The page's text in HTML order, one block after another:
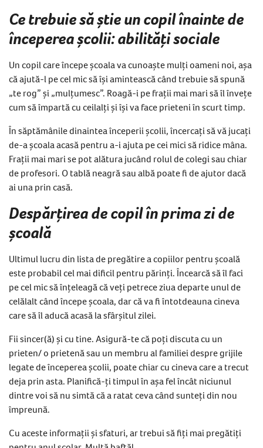
Ce trebuie să știe un copil înainte de
începerea școlii: abilități sociale
Un copil care începe școala va cunoaște mulți oameni noi, așa
că ajută-l pe cel mic să își amintească când trebuie să spună
„te rog” și „mulțumesc”. Roagă-i pe frații mai mari să îl învețe
cum să împartă cu ceilalți și își va face prieteni în scurt timp.
În săptămânile dinaintea începerii școlii, încercați să vă jucați
de-a școala acasă pentru a-i ajuta pe cei mici să ridice mâna.
Frații mai mari se pot alătura jucând rolul de colegi sau chiar
de profesori. O tablă neagră sau albă poate fi de ajutor dacă
ai una prin casă.
Despărțirea de copil în prima zi de
școală
Ultimul lucru din lista de pregătire a copiilor pentru școală
este probabil cel mai dificil pentru părinți. Încearcă să îl faci
pe cel mic să înțeleagă că veți petrece ziua departe unul de
celălalt când începe școala, dar că va fi întotdeauna cineva
care să îl aducă acasă la sfârșitul zilei.
Fii sincer(ă) și cu tine. Asigură-te că poți discuta cu un
prieten/ o prietenă sau un membru al familiei despre grijile
legate de începerea școlii, poate chiar cu cineva care a trecut
deja prin asta. Planifică-ți timpul în așa fel încât niciunul
dintre voi să nu simtă că a ratat ceva când sunteți din nou
împreună.
Cu aceste informații și sfaturi, ar trebui să fiți mai pregătiți